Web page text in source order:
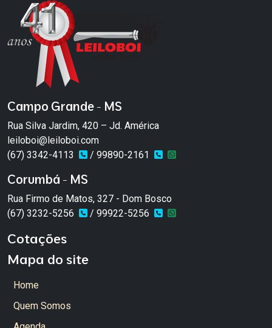
Campo Grande - MS
Rua Silva Jardim, 420 – Jd. América
leiloboi@leiloboi.com
(67) 3342-4113
/ 99890-2161
Corumbá - MS
Rua Firmo de Matos, 327 - Dom Bosco
(67) 3232-5256
/ 99922-5256
Cotações
Mapa do site
Home
Quem Somos